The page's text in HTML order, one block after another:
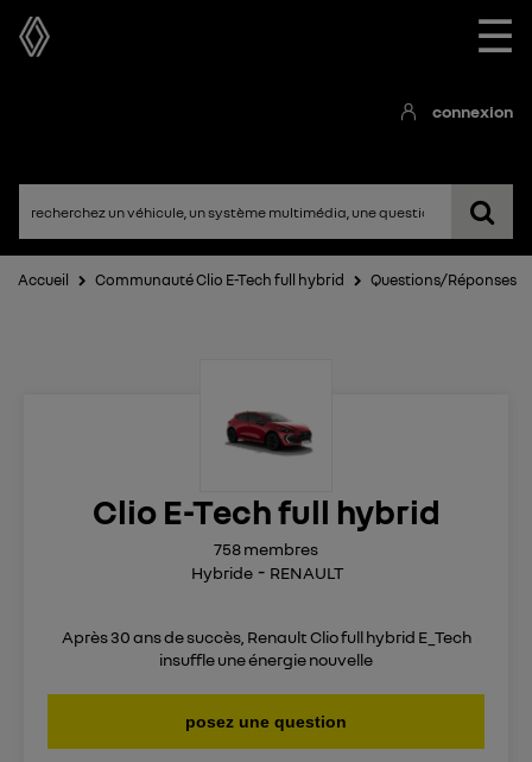
☰
connexion
Accueil Communauté Clio E-Tech full hybrid Questions/Réponses
Clio E-Tech full hybrid
Hybride RENAULT
758membres
Après 30 ans de succès, Renault Clio full hybrid E_Tech
insuffle une énergie nouvelle
posez une question